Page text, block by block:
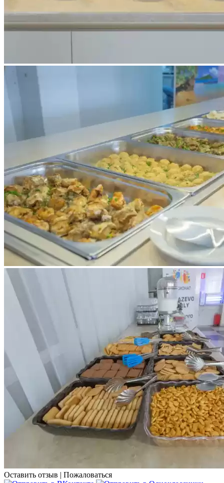
Оставить отзыв | Пожаловаться